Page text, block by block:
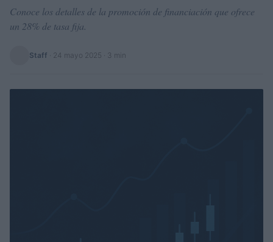
Conoce los detalles de la promoción de financiación que ofrece
un 28% de tasa fija.
Staff 24 mayo 2025 · 3 min